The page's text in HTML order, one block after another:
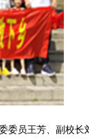
委员王芳、副校长